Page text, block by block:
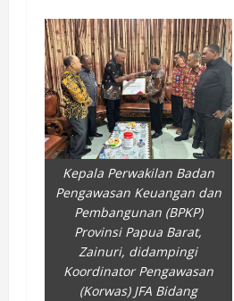
Kepala Perwakilan Badan
Pengawasan Keuangan dan
Pembangunan (BPKP)
Provinsi Papua Barat,
Zainuri, didampingi
Koordinator Pengawasan
(Korwas) JFA Bidang